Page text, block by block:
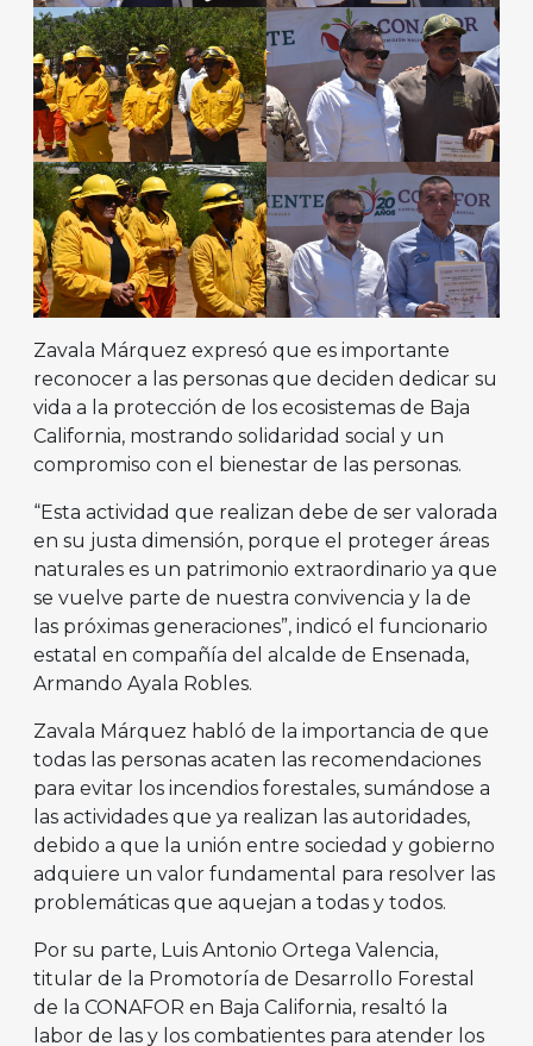
Zavala Márquez expresó que es importante
reconocer a las personas que deciden dedicar su
vida a la protección de los ecosistemas de Baja
California, mostrando solidaridad social y un
compromiso con el bienestar de las personas.
“Esta actividad que realizan debe de ser valorada
en su justa dimensión, porque el proteger áreas
naturales es un patrimonio extraordinario ya que
se vuelve parte de nuestra convivencia y la de
las próximas generaciones”, indicó el funcionario
estatal en compañía del alcalde de Ensenada,
Armando Ayala Robles.
Zavala Márquez habló de la importancia de que
todas las personas acaten las recomendaciones
para evitar los incendios forestales, sumándose a
las actividades que ya realizan las autoridades,
debido a que la unión entre sociedad y gobierno
adquiere un valor fundamental para resolver las
problemáticas que aquejan a todas y todos.
Por su parte, Luis Antonio Ortega Valencia,
titular de la Promotoría de Desarrollo Forestal
de la CONAFOR en Baja California, resaltó la
labor de las y los combatientes para atender los